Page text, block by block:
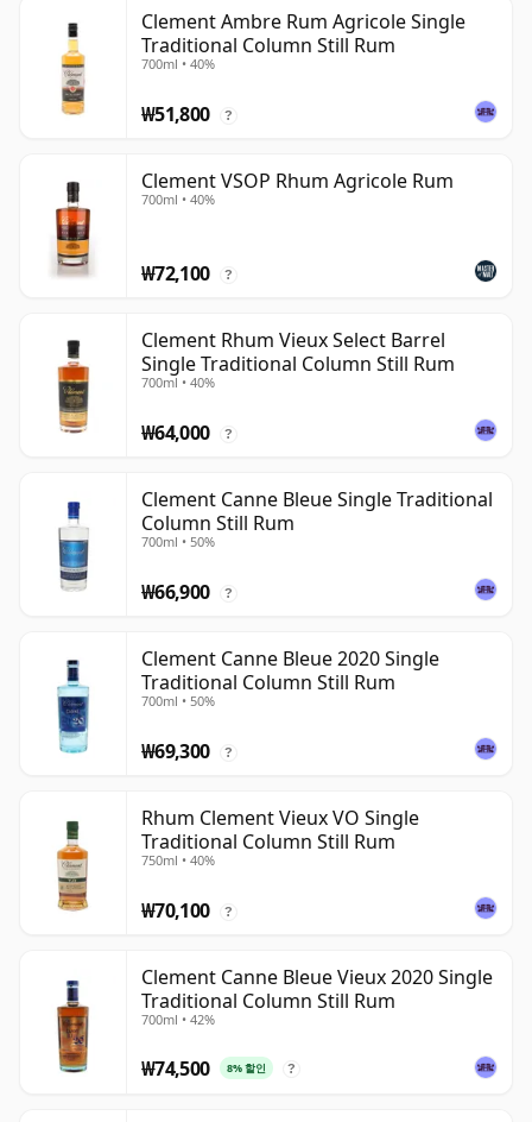
Clement Ambre Rum Agricole Single
Traditional Column Still Rum
700ml • 40%
₩51,800 ?
Clement VSOP Rhum Agricole Rum
700ml • 40%
₩72,100 ?
Clement Rhum Vieux Select Barrel
Single Traditional Column Still Rum
700ml • 40%
₩64,000 ?
Clement Canne Bleue Single Traditional
Column Still Rum
700ml • 50%
₩66,900 ?
Clement Canne Bleue 2020 Single
Traditional Column Still Rum
700ml • 50%
₩69,300 ?
Rhum Clement Vieux VO Single
Traditional Column Still Rum
750ml • 40%
₩70,100 ?
Clement Canne Bleue Vieux 2020 Single
Traditional Column Still Rum
700ml • 42%
₩74,500 8% 할인 ?